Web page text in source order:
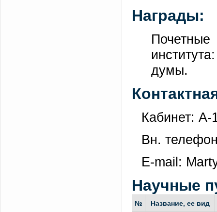
Награды:
думы.
Кабинет: А-
Вн.
E-mail:
Научные
№ Название, ее вид